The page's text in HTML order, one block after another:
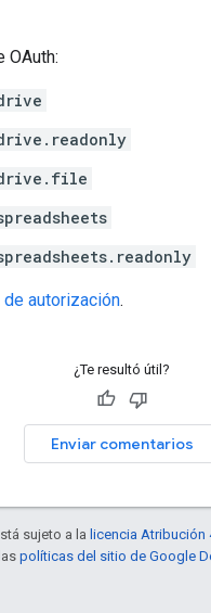
OAuth:
drive.file
de autorización.
¿Te resultó útil?
Enviar comentarios
sujeto a la licencia Atribución
políticas del sitio de Google